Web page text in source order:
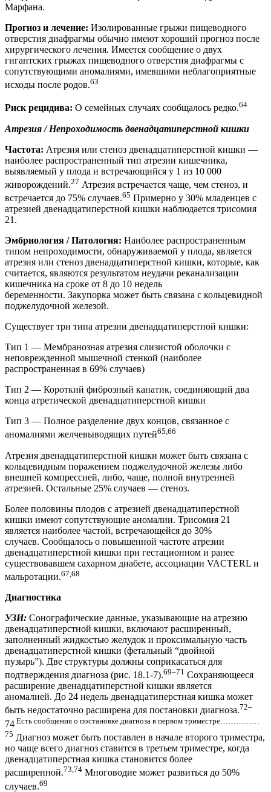
Марфана.
Прогноз и лечение: Изолированные грыжи пищеводного
отверстия диафрагмы обычно имеют хороший прогноз после
хирургического лечения. Имеется сообщение о двух
гигантских грыжах пищеводного отверстия диафрагмы с
сопутствующими аномалиями, имевшими неблагоприятные
исходы после родов.63
Риск рецидива: О семейных случаях сообщалось редко.64
Атрезия / Непроходимость двенадцатиперстной кишки
Частота: Атрезия или стеноз двенадцатиперстной кишки —
наиболее распространенный тип атрезии кишечника,
выявляемый у плода и встречающийся у 1 из 10 000
живорождений.27 Атрезия встречается чаще, чем стеноз, и
встречается до 75% случаев.65 Примерно у 30% младенцев с
атрезией двенадцатиперстной кишки наблюдается трисомия
21.
Эмбриология / Патология: Наиболее распространенным
типом непроходимости, обнаруживаемой у плода, является
атрезия или стеноз двенадцатиперстной кишки, которые, как
считается, являются результатом неудачи реканализации
кишечника на сроке от 8 до 10 недель
беременности. Закупорка может быть связана с кольцевидной
поджелудочной железой.
Существует три типа атрезии двенадцатиперстной кишки:
Тип 1 — Мембранозная атрезия слизистой оболочки с
неповрежденной мышечной стенкой (наиболее
распространенная в 69% случаев)
Тип 2 — Короткий фиброзный канатик, соединяющий два
конца атретической двенадцатиперстной кишки
Тип 3 — Полное разделение двух концов, связанное с
аномалиями желчевыводящих путей65,66
Атрезия двенадцатиперстной кишки может быть связана с
кольцевидным поражением поджелудочной железы либо
внешней компрессией, либо, чаще, полной внутренней
атрезией. Остальные 25% случаев — стеноз.
Более половины плодов с атрезией двенадцатиперстной
кишки имеют сопутствующие аномалии. Трисомия 21
является наиболее частой, встречающейся до 30%
случаев. Сообщалось о повышенной частоте атрезии
двенадцатиперстной кишки при гестационном и ранее
существовавшем сахарном диабете, ассоциации VACTERL и
мальротации.67,68
Диагностика
УЗИ: Сонографические данные, указывающие на атрезию
двенадцатиперстной кишки, включают расширенный,
заполненный жидкостью желудок и проксимальную часть
двенадцатиперстной кишки (фетальный “двойной
пузырь”). Две структуры должны соприкасаться для
подтверждения диагноза (рис. 18.1-7).69–71 Сохраняющееся
расширение двенадцатиперстной кишки является
аномалией. До 24 недель двенадцатиперстная кишка может
быть недостаточно расширена для постановки диагноза.72–
74 Есть сообщения о постановке диагноза в первом триместре……………
75 Диагноз может быть поставлен в начале второго триместра,
но чаще всего диагноз ставится в третьем триместре, когда
двенадцатиперстная кишка становится более
расширенной.73,74 Многоводие может развиться до 50%
случаев.69